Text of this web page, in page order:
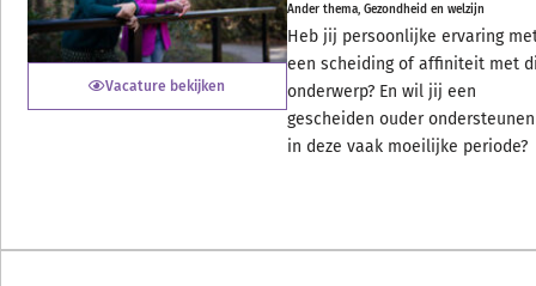
Vacature bekijken
Ander thema, Gezondheid en welzijn
Heb jij persoonlijke ervaring
een scheiding of affiniteit met
onderwerp? En wil jij een
gescheiden ouder ondersteunen
in deze vaak moeilijke periode?